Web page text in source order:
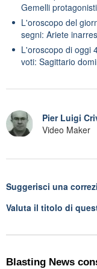
Gemelli protagonisti
L'oroscopo del
segni: Ariete
L'oroscopo di oggi
voti: Sagittario
Pier Luigi
Video Maker
Suggerisci una
Valuta il titolo di
Blasting News